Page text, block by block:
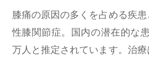
膝痛の原因の多くを占める疾
性膝関節症。国内の潜在的な
万人と推定されています。治